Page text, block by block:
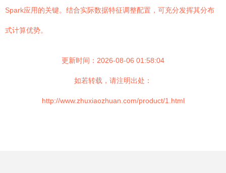
Spark应用的关键。结合实际数据特征调整配置，可充分发挥其分布
式计算优势。
更新时间：2026-08-06 01:58:04
如若转载，请注明出处：
http://www.zhuxiaozhuan.com/product/1.html